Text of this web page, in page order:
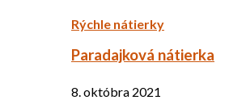
Rýchle nátierky
Paradajková nátierka
8. októbra 2021